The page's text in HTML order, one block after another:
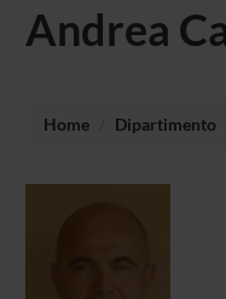
Andrea
Home Dipartimento